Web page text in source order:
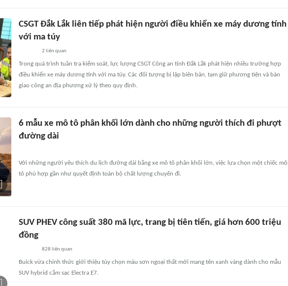
CSGT Đắk Lắk liên tiếp phát hiện người điều khiển xe máy dương tính
với ma túy
2 liên quan
Trong quá trình tuần tra kiểm soát, lực lượng CSGT Công an tỉnh Đắk Lắk phát hiện nhiều trường hợp
điều khiển xe máy dương tính với ma túy. Các đối tượng bị lập biên bản, tạm giữ phương tiện và bàn
giao công an địa phương xử lý theo quy định.
6 mẫu xe mô tô phân khối lớn dành cho những người thích đi phượt
đường dài
Với những người yêu thích du lịch đường dài bằng xe mô tô phân khối lớn, việc lựa chọn một chiếc mô
tô phù hợp gần như quyết định toàn bộ chất lượng chuyến đi.
SUV PHEV công suất 380 mã lực, trang bị tiên tiến, giá hơn 600 triệu
đồng
828 liên quan
Buick vừa chính thức giới thiệu tùy chọn màu sơn ngoại thất mới mang tên xanh vàng dành cho mẫu
SUV hybrid cắm sạc Electra E7.